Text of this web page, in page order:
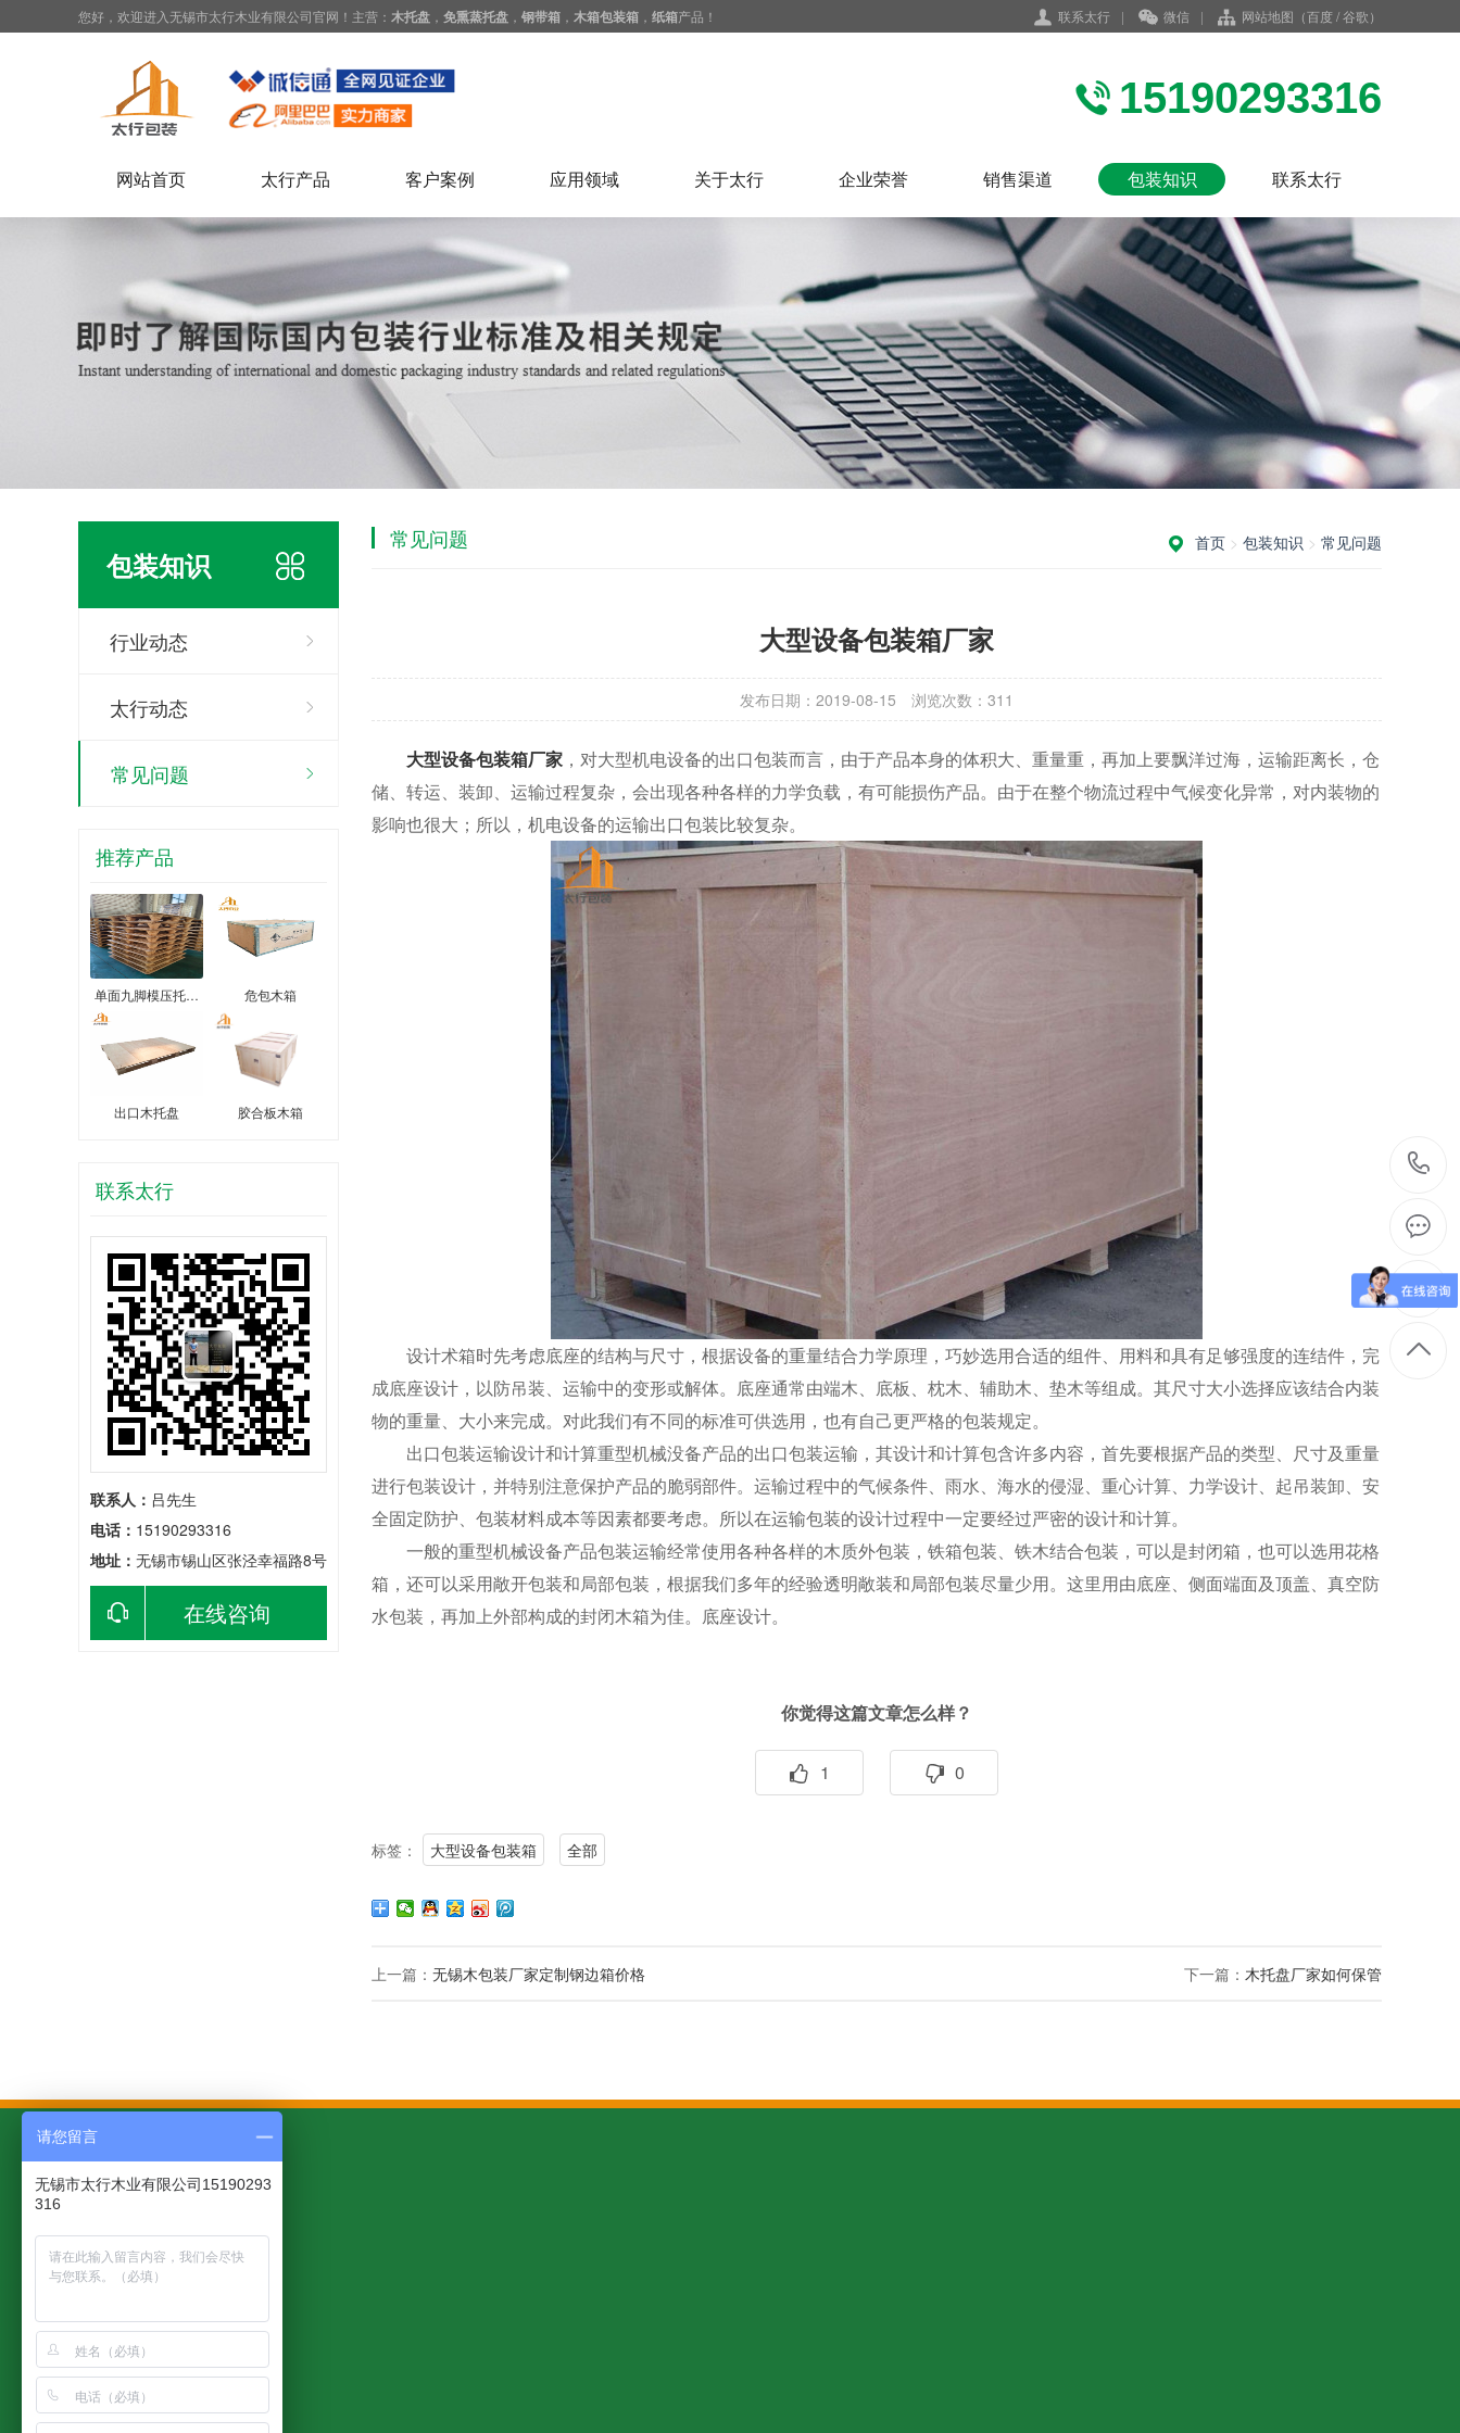
联系太行 | 微信 | 网站地图 （百度/谷歌）
您好，欢迎进入无锡市太行木业有限公司官网！主营： 木托盘 ， 免熏蒸托盘 ， 钢带箱 ， 木箱包装箱 ， 纸箱产品！
15190293316
网站首页 太行产品 客户案例 应用领域 关于太行 企业荣誉 销售渠道 包装知识 联系太行
包装知识
行业动态
太行动态
常见问题
推荐产品
单面九脚模压托… 危包木箱
出口木托盘 胶合板木箱
联系太行
联系人： 吕先生
电话： 15190293316
地址： 无锡市锡山区张泾幸福路8号
在线咨询
首页 > 包装知识 > 常见问题
常见问题
大型设备包装箱厂家
发布日期：2019-08-15 浏览次数： 311
大型设备包装箱厂家 ，对大型机电设备的出口包装而言，由于产品本身的体积大、重量重，再加上要飘洋过海，运输距离长，仓
储、转运、装卸、运输过程复杂，会出现各种各样的力学负载，有可能损伤产品。由于在整个物流过程中气候变化异常，对内装物的
影响也很大；所以，机电设备的运输出口包装比较复杂。
设计术箱时先考虑底座的结构与尺寸，根据设备的重量结合力学原理，巧妙选用合适的组件、用料和具有足够强度的连结件，完
成底座设计，以防吊装、运输中的变形或解体。底座通常由端木、底板、枕木、辅助木、垫木等组成。其尺寸大小选择应该结合内装
物的重量、大小来完成。对此我们有不同的标准可供选用，也有自己更严格的包装规定。
出口包装运输设计和计算重型机械没备产品的出口包装运输，其设计和计算包含许多内容，首先要根据产品的类型、尺寸及重量
进行包装设计，并特别注意保护产品的脆弱部件。运输过程中的气候条件、雨水、海水的侵湿、重心计算、力学设计、起吊装卸、安
全固定防护、包装材料成本等因素都要考虑。所以在运输包装的设计过程中一定要经过严密的设计和计算。
一般的重型机械设备产品包装运输经常使用各种各样的木质外包装，铁箱包装、铁木结合包装，可以是封闭箱，也可以选用花格
箱，还可以采用敞开包装和局部包装，根据我们多年的经验透明敞装和局部包装尽量少用。这里用由底座、侧面端面及顶盖、真空防
水包装，再加上外部构成的封闭木箱为佳。底座设计。
你觉得这篇文章怎么样？
1 0
标签： 大型设备包装箱 全部
上一篇： 无锡木包装厂家定制钢边箱价格 下一篇： 木托盘厂家如何保管
太行产品
木托盘
模压托盘
钢边箱案例
请您留言
无锡市太行木业有限公司15190293
316